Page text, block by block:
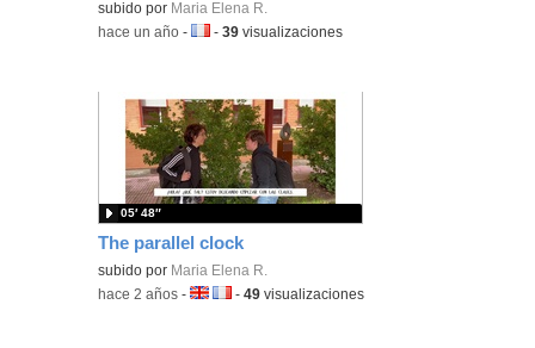
subido por Maria Elena R.
-hace un año -Idioma:
-39 visualizaciones
The parallel clock
subido por Maria Elena R.
05′ 48″
-hace 2 años -Idioma:-49 visualizaciones